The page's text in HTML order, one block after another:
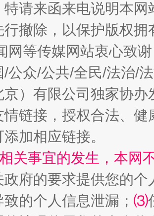
亿！段成刚被判无期 从幼
特请来函来电说明本
行撤除，以保护版权
网等传媒网站衷心致
/公众/公共/全民/法治/
京）有限公司独家协
情链接，授权合法、
加相应链接。
关事宜的发生，本网
政府的要求提供您的个
的个人信息泄漏； ⑶